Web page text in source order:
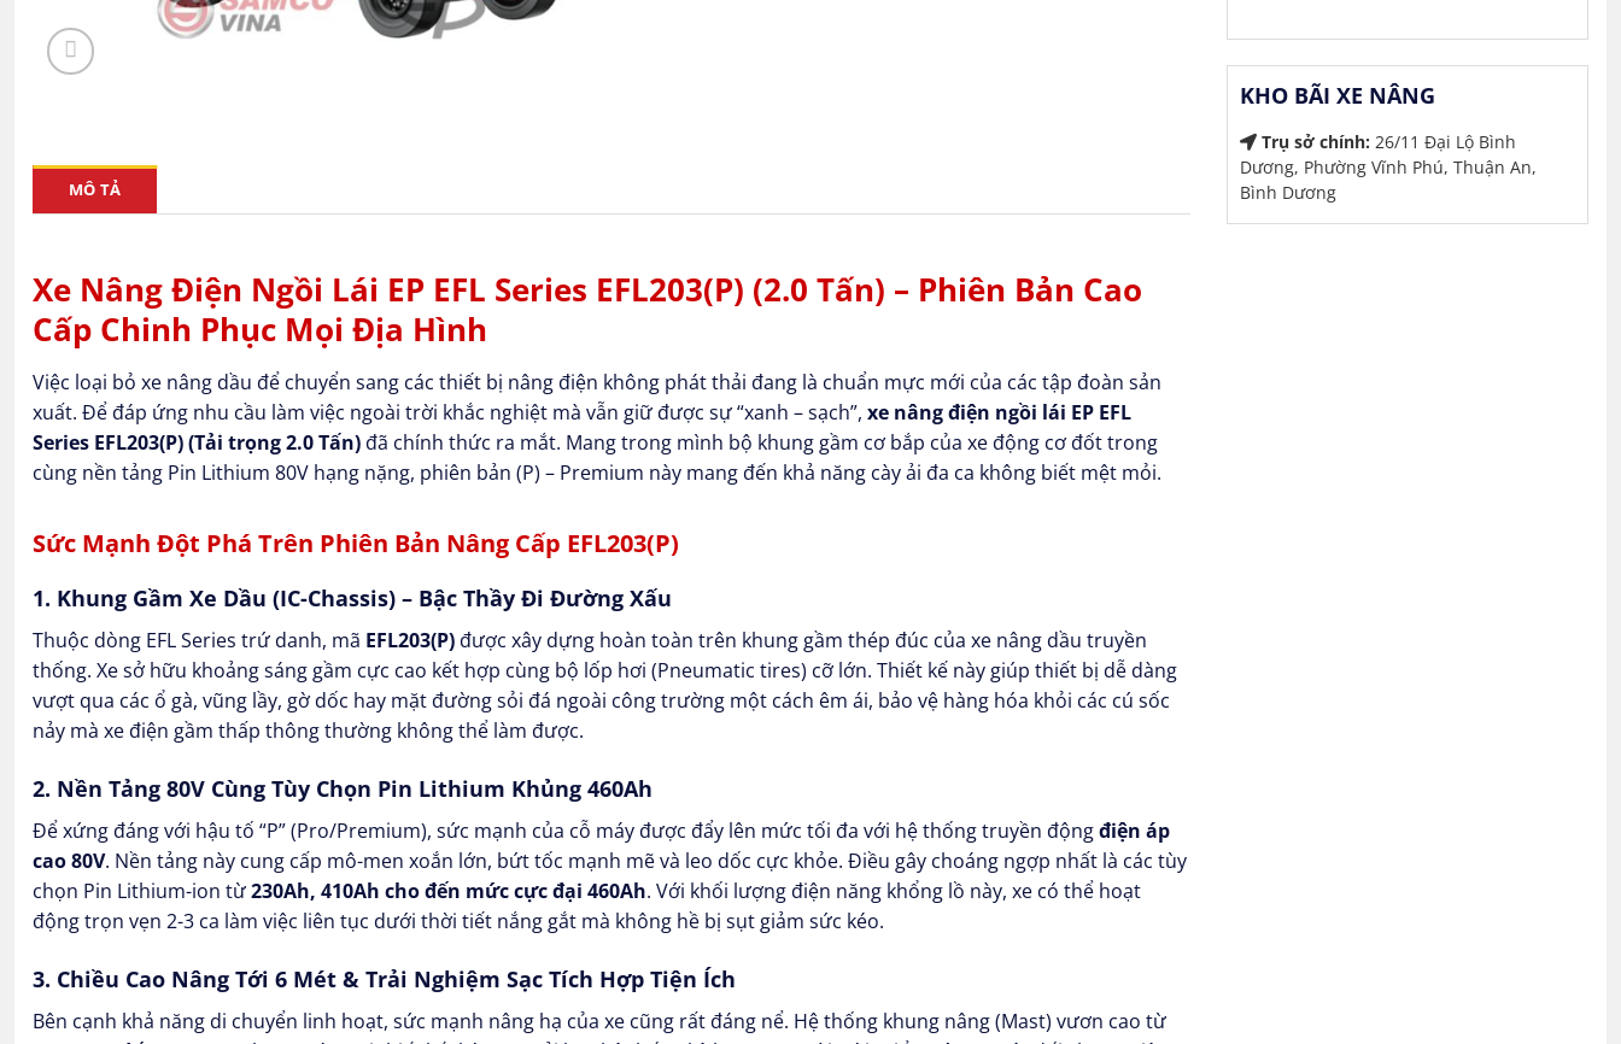
MÔ TẢ
Xe Nâng Điện Ngồi Lái EP EFL Series EFL203(P) (2.0 Tấn) – Phiên Bản Cao
Cấp Chinh Phục Mọi Địa Hình
Việc loại bỏ xe nâng dầu để chuyển sang các thiết bị nâng điện không phát thải đang là chuẩn mực mới của các tập đoàn sản
xuất. Để đáp ứng nhu cầu làm việc ngoài trời khắc nghiệt mà vẫn giữ được sự “xanh – sạch”, xe nâng điện ngồi lái EP EFL
Series EFL203(P) (Tải trọng 2.0 Tấn)đã chính thức ra mắt. Mang trong mình bộ khung gầm cơ bắp của xe động cơ đốt trong
cùng nền tảng Pin Lithium 80V hạng nặng, phiên bản (P) – Premium này mang đến khả năng cày ải đa ca không biết mệt mỏi.
Sức Mạnh Đột Phá Trên Phiên Bản Nâng Cấp EFL203(P)
1. Khung Gầm Xe Dầu (IC-Chassis) – Bậc Thầy Đi Đường Xấu
Thuộc dòng EFL Series trứ danh, mã EFL203(P)được xây dựng hoàn toàn trên khung gầm thép đúc của xe nâng dầu truyền
thống. Xe sở hữu khoảng sáng gầm cực cao kết hợp cùng bộ lốp hơi (Pneumatic tires) cỡ lớn. Thiết kế này giúp thiết bị dễ dàng
vượt qua các ổ gà, vũng lầy, gờ dốc hay mặt đường sỏi đá ngoài công trường một cách êm ái, bảo vệ hàng hóa khỏi các cú sốc
nảy mà xe điện gầm thấp thông thường không thể làm được.
2. Nền Tảng 80V Cùng Tùy Chọn Pin Lithium Khủng 460Ah
Để xứng đáng với hậu tố “P” (Pro/Premium), sức mạnh của cỗ máy được đẩy lên mức tối đa với hệ thống truyền độngđiện áp
cao 80V. Nền tảng này cung cấp mô-men xoắn lớn, bứt tốc mạnh mẽ và leo dốc cực khỏe. Điều gây choáng ngợp nhất là các tùy
chọn Pin Lithium-ion từ230Ah, 410Ah cho đến mức cực đại 460Ah. Với khối lượng điện năng khổng lồ này, xe có thể hoạt
động trọn vẹn 2-3 ca làm việc liên tục dưới thời tiết nắng gắt mà không hề bị sụt giảm sức kéo.
3. Chiều Cao Nâng Tới 6 Mét & Trải Nghiệm Sạc Tích Hợp Tiện Ích
Bên cạnh khả năng di chuyển linh hoạt, sức mạnh nâng hạ của xe cũng rất đáng nể. Hệ thống khung nâng (Mast) vươn cao từ
KHO BÃI XE NÂNG
Trụ sở chính: 26/11 Đại Lộ Bình
Dương, Phường Vĩnh Phú, Thuận An,
Bình Dương